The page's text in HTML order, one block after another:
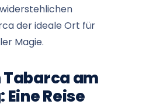
der ideale Ort für
Magie.
am
Reise